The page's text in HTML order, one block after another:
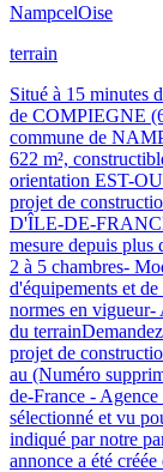
NampcelOise
terrain
Situé à 15 minutes
de COMPIEGNE
commune de
622 m²,
orientation EST-
projet de
D'ÎLE-DE-
mesure depuis plus
2 à 5 chambres-
d'équipements et
normes en vigueur-
du
projet de
au (Numéro
de-France -
sélectionné et vu
indiqué par notre
annonce a été